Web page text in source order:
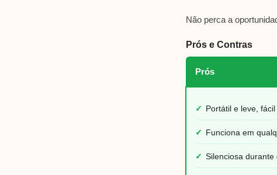
Não perca a
Prós e Contras
Prós
✓ Portátil e leve,
✓ Funciona em
✓ Silenciosa durante